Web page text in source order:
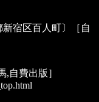
新宿区百人町〕［自
,自費出版］